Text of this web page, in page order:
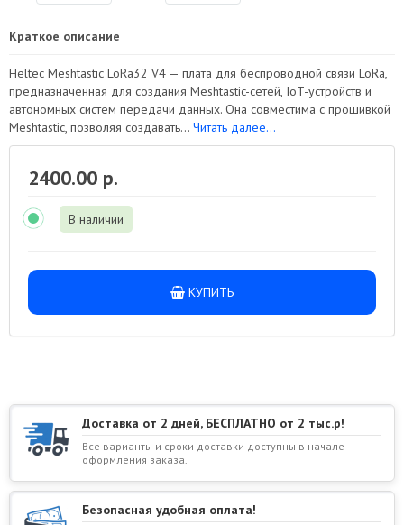
Краткое описание
Heltec Meshtastic LoRa32 V4 — плата для беспроводной связи LoRa,
предназначенная для создания Meshtastic-сетей, IoT-устройств и
автономных систем передачи данных. Она совместима с прошивкой
Meshtastic, позволяя создавать... Читать далее...
2400.00 р.
В наличии
КУПИТЬ
Доставка от 2 дней, БЕСПЛАТНО от 2 тыс.р!
Все варианты и сроки доставки доступны в начале
оформления заказа.
Безопасная удобная оплата!